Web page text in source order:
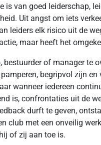
is van goed leiderschap,
Uit angst om iets
leiders elk risico uit de
maar heeft het
bestuurder of manager te
begripvol zijn en
wanneer iedereen
is, confrontaties uit de
durft te geven,
club met een onveilig
of zij aan toe is.